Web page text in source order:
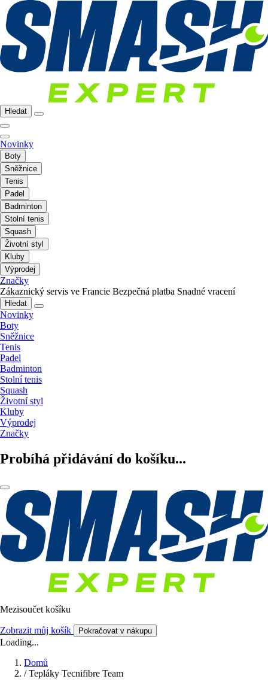
Hledat
Novinky
Boty
Sněžnice
Tenis
Padel
Badminton
Stolní tenis
Squash
Životní styl
Kluby
Výprodej
Značky
Zákaznický servis ve Francie Bezpečná platba Snadné vracení
Hledat
Novinky
Boty
Sněžnice
Tenis
Padel
Badminton
Stolní tenis
Squash
Životní styl
Kluby
Výprodej
Značky
Probíhá přidávání do košíku...
Mezisoučet košíku
Zobrazit můj košík Pokračovat v nákupu
Loading...
Domů
/ Tepláky Tecnifibre Team